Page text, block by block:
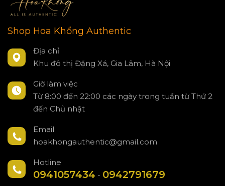
Shop Hoa Khổng Authentic
Địa chỉ
Khu đô thị Đặng Xá, Gia Lâm, Hà Nội
Giờ làm việc
Từ 8:00 đến 22:00 các ngày trong tuần từ Thứ 2
đến Chủ nhật
Email
hoakhongauthentic@gmail.com
Hotline
0941057434 - 0942791679